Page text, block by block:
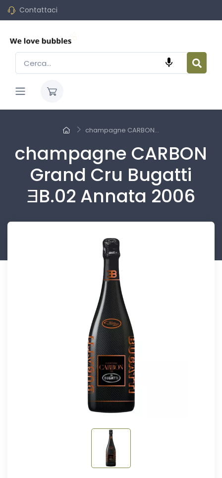
Contattaci

champagne CARBON...
champagne CARBON
Grand Cru Bugatti
ƎB.02 Annata 2006